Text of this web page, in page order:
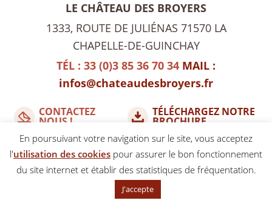
LE CHÂTEAU DES BROYERS
1333, ROUTE DE JULIÉNAS 71570 LA
CHAPELLE-DE-GUINCHAY
TÉL : 33 (0)3 85 36 70 34 MAIL :
infos@chateaudesbroyers.fr
CONTACTEZ
NOUS !
TÉLÉCHARGEZ NOTRE
BROCHURE
DONNÉES PERSONNELLES
MENTIONS LÉGALES
CRÉDITS
PLAN DE SITE
En poursuivant votre navigation sur le site, vous acceptez
l'utilisation des cookies pour assurer le bon fonctionnement
du site internet et établir des statistiques de fréquentation.
J'accepte